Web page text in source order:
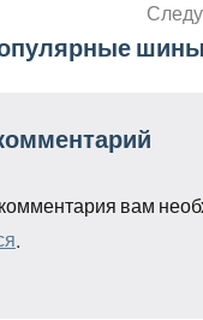
шины
вам